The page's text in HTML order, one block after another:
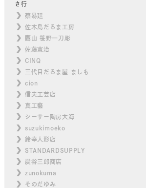
さ行
蔡易廷
佐木島だるま工房
鷹山 笹野一刀彫
佐藤憲治
CINQ
三代目だるま屋 ましも
cion
信夫工芸店
真工藝
シーサー陶房大海
suzukimoeko
鈴幸人形店
STANDARDSUPPLY
炭谷三郎商店
zunokuma
そのだゆみ